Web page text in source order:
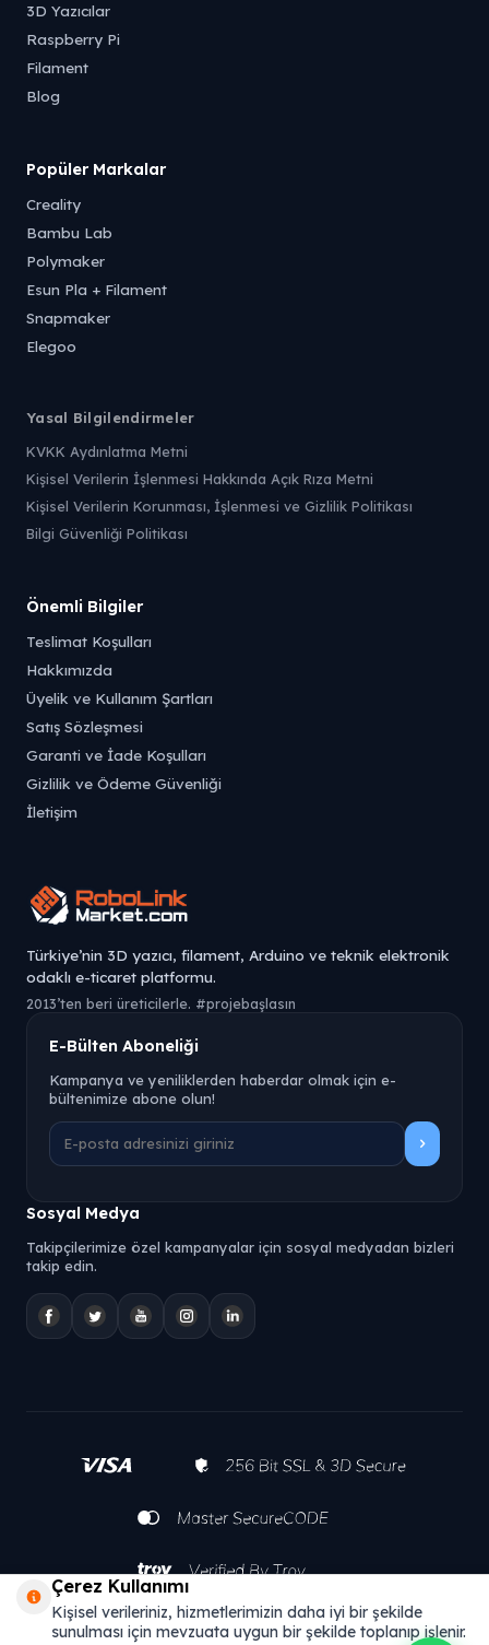
3D Yazıcılar
Raspberry Pi
Filament
Blog
Popüler Markalar
Creality
Bambu Lab
Polymaker
Esun Pla + Filament
Snapmaker
Elegoo
Yasal Bilgilendirmeler
KVKK Aydınlatma Metni
Kişisel Verilerin İşlenmesi Hakkında Açık Rıza Metni
Kişisel Verilerin Korunması, İşlenmesi ve Gizlilik Politikası
Bilgi Güvenliği Politikası
Önemli Bilgiler
Teslimat Koşulları
Hakkımızda
Üyelik ve Kullanım Şartları
Satış Sözleşmesi
Garanti ve İade Koşulları
Gizlilik ve Ödeme Güvenliği
İletişim
Türkiye’nin 3D yazıcı, filament, Arduino ve teknik elektronik
odaklı e-ticaret platformu.
2013’ten beri üreticilerle. #projebaşlasın
E-Bülten Aboneliği
Kampanya ve yeniliklerden haberdar olmak için e-
bültenimize abone olun!
Sosyal Medya
Takipçilerimize özel kampanyalar için sosyal medyadan bizleri
takip edin.
Çerez Kullanımı
Kişisel verileriniz, hizmetlerimizin daha iyi bir şekilde
sunulması için mevzuata uygun bir şekilde toplanıp işlenir.